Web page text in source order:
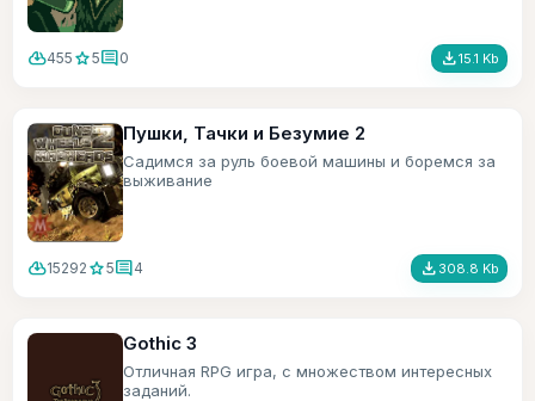
cloud_download455 star5comment0 file_download15.1 Kb
Пушки, Тачки и Безумие 2
Садимся за руль боевой машины и боремся за
выживание
cloud_download15292 star5comment4 file_download 308.8 Kb
Gothic 3
Отличная RPG игра, с множеством интересных
заданий.